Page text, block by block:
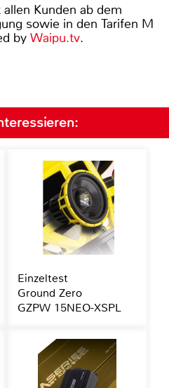
Kunden ab dem
sowie in den Tarifen M
by Waipu.tv.
Einzeltest
Ground Zero
GZPW 15NEO-XSPL